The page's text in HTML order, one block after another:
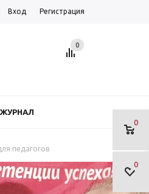
Вход Регистрация
0
0
0
ЖУРНАЛ
педагогов